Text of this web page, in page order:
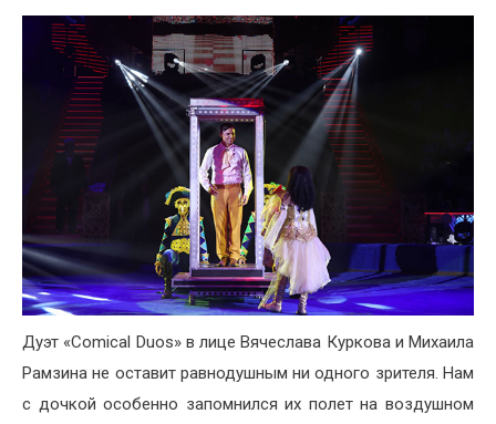
Дуэт «Comical Duos» в лице Вячеслава Куркова и Михаила
Рамзина не оставит равнодушным ни одного зрителя. Нам
с дочкой особенно запомнился их полет на воздушном